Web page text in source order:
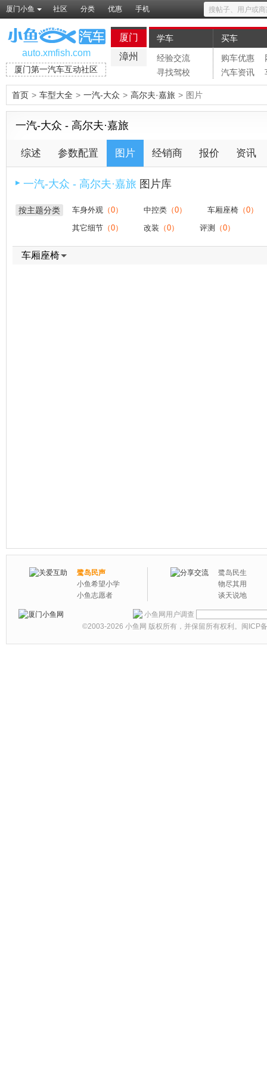
厦门小鱼 社区 分类 优惠 手机
auto.xmfish.com
厦门第一汽车互动社区
厦门
漳州
学车
经验交流
寻找驾校
买车
购车优惠
汽车资讯
首页 > 车型大全 > 一汽-大众 > 高尔夫·嘉旅 > 图片
一汽-大众 - 高尔夫·嘉旅
综述 参数配置 图片 经销商 报价 资讯
▶ 一汽-大众 - 高尔夫·嘉旅 图片库
按主题分类 车身外观 （0） 中控类 （0） 车厢座椅 （0）
其它细节 （0） 改装 （0） 评测 （0）
车厢座椅
鹭岛民声
小鱼希望小学
小鱼志愿者
鹭岛民生
物尽其用
谈天说地
小鱼网用户调查
©2003-2026 小鱼网 版权所有，并保留所有权利。 闽ICP